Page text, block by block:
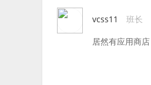
vcss11 班长
居然有应用商店